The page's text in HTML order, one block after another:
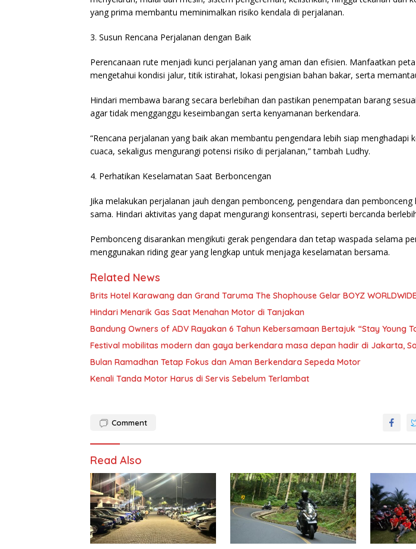
yang prima membantu meminimalkan risiko kendala di perjalanan.
3.⁠ ⁠Susun Rencana Perjalanan dengan Baik
Perencanaan rute menjadi kunci perjalanan yang aman dan efisien. Manfaatkan
mengetahui kondisi jalur, titik istirahat, lokasi pengisian bahan bakar, serta
Hindari membawa barang secara berlebihan dan pastikan penempatan barang
agar tidak mengganggu keseimbangan serta kenyamanan berkendara.
“Rencana perjalanan yang baik akan membantu pengendara lebih siap menghadapi
cuaca, sekaligus mengurangi potensi risiko di perjalanan,” tambah Ludhy.
4.⁠ ⁠Perhatikan Keselamatan Saat Berboncengan
Jika melakukan perjalanan jauh dengan pembonceng, pengendara dan pembonceng
sama. Hindari aktivitas yang dapat mengurangi konsentrasi, seperti bercanda
Pembonceng disarankan mengikuti gerak pengendara dan tetap waspada selama
menggunakan riding gear yang lengkap untuk menjaga keselamatan bersama.
Related News
Brits Hotel Karawang dan Grand Taruma The Shophouse Gelar BOYZ WORLDWIDE
Hindari Menarik Gas Saat Menahan Motor di Tanjakan
Bandung Owners of ADV Rayakan 6 Tahun Kebersamaan Bertajuk “Stay Young
Festival mobilitas modern dan gaya berkendara masa depan hadir di Jakarta,
Bulan Ramadhan Tetap Fokus dan Aman Berkendara Sepeda Motor
Kenali Tanda Motor Harus di Servis Sebelum Terlambat
Comment
Read Also